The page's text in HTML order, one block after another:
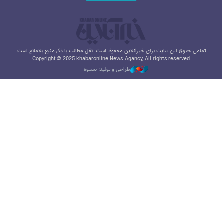
تمامی حقوق این سایت برای خبرآنلاین محفوظ است. نقل مطالب با ذکر منبع بلامانع است.
Copyright © 2025 khabaronline News Agancy, All rights reserved
طراحی و تولید: نستوه